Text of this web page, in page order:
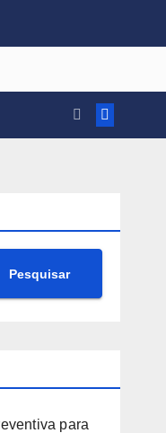
Pesquisar
para